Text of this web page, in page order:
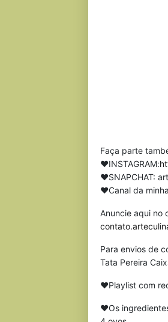
Faça parte
❤INSTAGRAM:
❤SNAPCHAT:
❤Canal da
Anuncie aqui no
Para envios de
Tata Pereira
❤Playlist com
❤Os